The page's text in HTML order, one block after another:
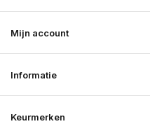
Mijn account
Informatie
Keurmerken